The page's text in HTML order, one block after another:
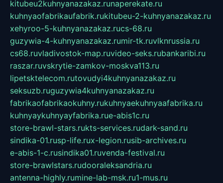
kitubeu2kuhnyanazakaz.runaperekate.ru
kuhnyaofabrikaufabrik.rukitubeu-2-kuhnyanazakaz.ru
xehyroo-5-kuhnyanazakaz.rucs-68.ru
guzywia-4-kuhnyanazakaz.rumir-tk.ruvlknrussia.ru
cs68.ruvladivostok-map.ruvideo-seks.rubankaribi.ru
raszar.ruvskrytie-zamkov-moskva113.ru
lipetsktelecom.rutovudyi4kuhnyanazakaz.ru
seksuzb.ruguzywia4kuhnyanazakaz.ru
fabrikaofabrikaokuhny.rukuhnyaekuhnyaafabrika.ru
kuhnyaykuhnyayfabrika.rue-abis1c.ru
store-brawl-stars.rukts-services.rudark-sand.ru
sindika-01.rusp-life.rux-legion.rusib-archives.ru
e-abis-1-c.rusindika01.ruvenda-festival.ru
store-brawlstars.rudooraleksandria.ru
antenna-highly.rumine-lab-msk.ru1-mus.ru